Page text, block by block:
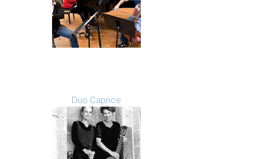
Duo Caprice